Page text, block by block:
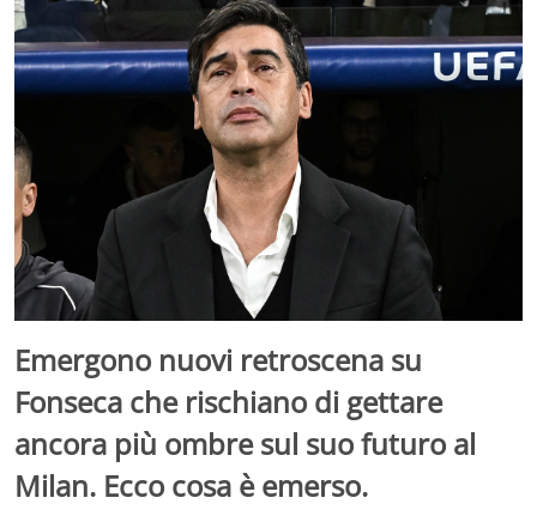
Emergono nuovi retroscena su
Fonseca che rischiano di gettare
ancora più ombre sul suo futuro al
Milan. Ecco cosa è emerso.